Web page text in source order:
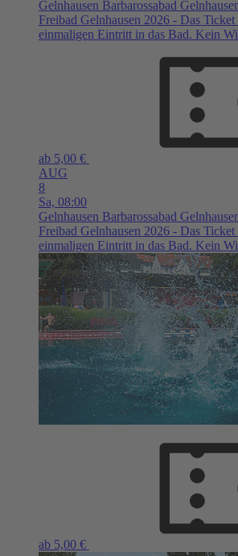
Gelnhausen Barbarossabad
Freibad Gelnhausen 2026 - Das
einmaligen Eintritt in das Bad. Kein
ab 5,00 €
AUG
8
Sa, 08:00
Gelnhausen Barbarossabad
Freibad Gelnhausen 2026 - Das
einmaligen Eintritt in das Bad. Kein
ab 5,00 €